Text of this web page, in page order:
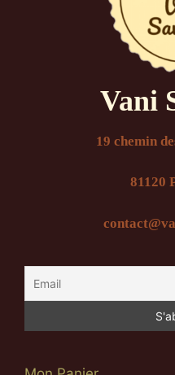
Vani
19 chemin
81120